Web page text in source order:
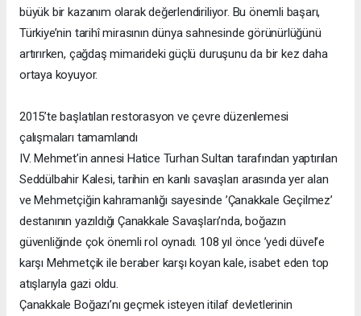
büyük bir kazanım olarak değerlendiriliyor. Bu önemli başarı,
Türkiye’nin tarihî mirasının dünya sahnesinde görünürlüğünü
artırırken, çağdaş mimarideki güçlü duruşunu da bir kez daha
ortaya koyuyor.
2015’te başlatılan restorasyon ve çevre düzenlemesi
çalışmaları tamamlandı
IV. Mehmet’in annesi Hatice Turhan Sultan tarafından yaptırılan
Seddülbahir Kalesi, tarihin en kanlı savaşları arasında yer alan
ve Mehmetçiğin kahramanlığı sayesinde ’Çanakkale Geçilmez’
destanının yazıldığı Çanakkale Savaşları’nda, boğazın
güvenliğinde çok önemli rol oynadı. 108 yıl önce ’yedi düvel’e
karşı Mehmetçik ile beraber karşı koyan kale, isabet eden top
atışlarıyla gazi oldu.
Çanakkale Boğazı’nı geçmek isteyen itilaf devletlerinin